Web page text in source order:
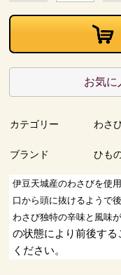
お気に
カテゴリー わさ
ブランド ひも
伊豆天城産のわさびを使
口から頭に抜けるようで
わさび独特の辛味と風味
の状態により前後す
ください。